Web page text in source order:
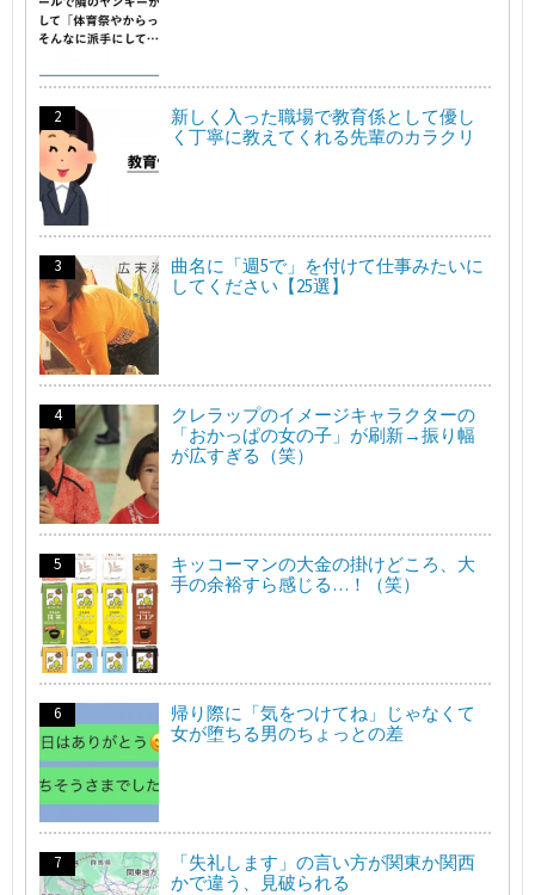
新しく入った職場で教育係として優し
く丁寧に教えてくれる先輩のカラクリ
曲名に「週5で」を付けて仕事みたいに
してください【25選】
クレラップのイメージキャラクターの
「おかっぱの女の子」が刷新→振り幅
が広すぎる（笑）
キッコーマンの大金の掛けどころ、大
手の余裕すら感じる…！（笑）
帰り際に「気をつけてね」じゃなくて
女が堕ちる男のちょっとの差
「失礼します」の言い方が関東か関西
かで違う、見破られる